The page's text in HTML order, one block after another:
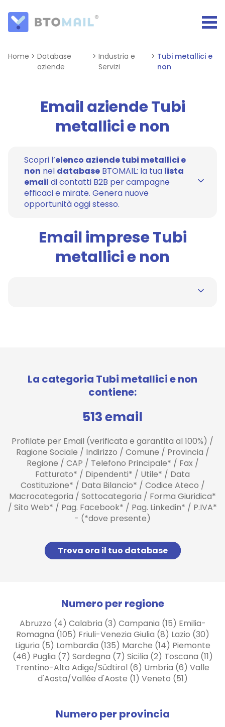
Home > Database
aziende
> Industria e
Servizi
> Tubi metallici e
non
Email aziende Tubi
metallici e non
Scopri l’elenco aziende tubi metallici e
non nel database BTOMAIL: la tua lista
email di contatti B2B per campagne
efficaci e mirate. Genera nuove
opportunità oggi stesso.
Email imprese Tubi
metallici e non
La categoria Tubi metallici e non
contiene:
513 email
Profilate per Email (verificata e garantita al 100%) /
Ragione Sociale / Indirizzo / Comune / Provincia /
Regione / CAP / Telefono Principale* / Fax /
Fatturato* / Dipendenti* / Utile* / Data
Costituzione* / Data Bilancio* / Codice Ateco /
Macrocategoria / Sottocategoria / Forma Giuridica*
/ Sito Web* / Pag. Facebook* / Pag. Linkedin* / P.IVA*
- (*dove presente)
Trova ora il tuo database
Numero per regione
Abruzzo (4) Calabria (3) Campania (15) Emilia-
Romagna (105) Friuli-Venezia Giulia (8) Lazio (30)
Liguria (5) Lombardia (135) Marche (14) Piemonte
(46) Puglia (7) Sardegna (7) Sicilia (2) Toscana (11)
Trentino-Alto Adige/Südtirol (6) Umbria (6) Valle
d'Aosta/Vallée d'Aoste (1) Veneto (51)
Numero per provincia